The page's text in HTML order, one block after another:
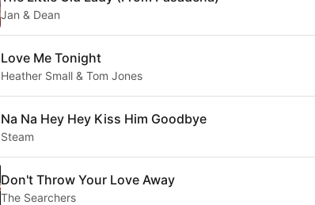
Jan & Dean
Love Me Tonight
Heather Small & Tom Jones
Na Na Hey Hey Kiss Him Goodbye
Steam
Don't Throw Your Love Away
The Searchers